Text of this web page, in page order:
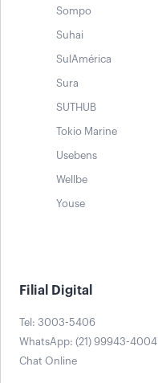
Sompo
Suhai
SulAmérica
Sura
SUTHUB
Tokio Marine
Usebens
Wellbe
Youse
Filial Digital
Tel: 3003-5406
WhatsApp: (21) 99943-4004
Chat Online